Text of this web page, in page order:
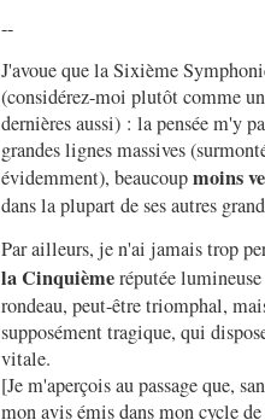
--
J'avoue que la Sixième
(considérez-moi plutôt comme
dernières aussi) : la pensée m'y
grandes lignes massives
évidemment), beaucoupmoins
dans la plupart de ses autres
Par ailleurs, je n'ai jamais trop
la Cinquièmeréputée
rondeau, peut-être triomphal,
supposément tragique, qui
vitale.
[Je m'aperçois au passage que,
mon avis émis dans mon cycle de